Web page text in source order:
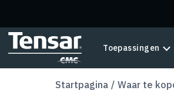
Toepassingen
Startpagina Waar te